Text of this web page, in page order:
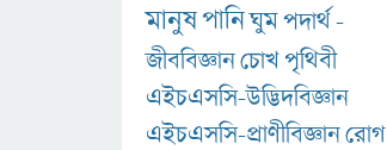
মানুষপানিঘুমপদার্থ-
জীববিজ্ঞানচোখপৃথিবী
এইচএসসি-উদ্ভিদবিজ্ঞান
এইচএসসি-প্রাণীবিজ্ঞানরোগ